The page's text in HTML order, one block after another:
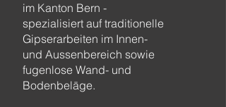
im Kanton Bern -
spezialisiert auf traditionelle
Gipserarbeiten im Innen-
und Aussenbereich sowie
fugenlose Wand- und
Bodenbeläge.